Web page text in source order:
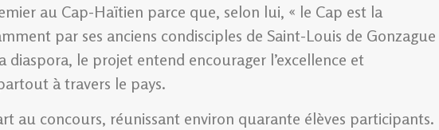
au Cap-Haïtien parce que, selon lui, « le Cap est la
par ses anciens condisciples de Saint-Louis de Gonzague
le projet entend encourager l’excellence et
à travers le pays.
au concours, réunissant environ quarante élèves participants.